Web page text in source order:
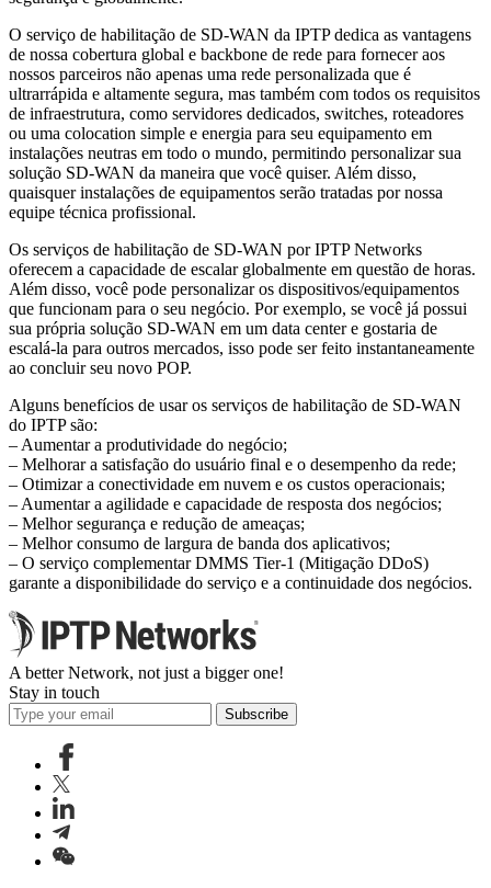
O serviço de habilitação de SD-WAN da IPTP dedica as vantagens
de nossa cobertura global e backbone de rede para fornecer aos
nossos parceiros não apenas uma rede personalizada que é
ultrarrápida e altamente segura, mas também com todos os requisitos
de infraestrutura, como servidores dedicados, switches, roteadores
ou uma colocation simple e energia para seu equipamento em
instalações neutras em todo o mundo, permitindo personalizar sua
solução SD-WAN da maneira que você quiser. Além disso,
quaisquer instalações de equipamentos serão tratadas por nossa
equipe técnica profissional.
Os serviços de habilitação de SD-WAN por IPTP Networks
oferecem a capacidade de escalar globalmente em questão de horas.
Além disso, você pode personalizar os dispositivos/equipamentos
que funcionam para o seu negócio. Por exemplo, se você já possui
sua própria solução SD-WAN em um data center e gostaria de
escalá-la para outros mercados, isso pode ser feito instantaneamente
ao concluir seu novo POP.
Alguns benefícios de usar os serviços de habilitação de SD-WAN
do IPTP são:
– Aumentar a produtividade do negócio;
– Melhorar a satisfação do usuário final e o desempenho da rede;
– Otimizar a conectividade em nuvem e os custos operacionais;
– Aumentar a agilidade e capacidade de resposta dos negócios;
– Melhor segurança e redução de ameaças;
– Melhor consumo de largura de banda dos aplicativos;
– O serviço complementar DMMS Tier-1 (Mitigação DDoS)
garante a disponibilidade do serviço e a continuidade dos negócios.
A better Network, not just a bigger one!
Stay in touch
Subscribe